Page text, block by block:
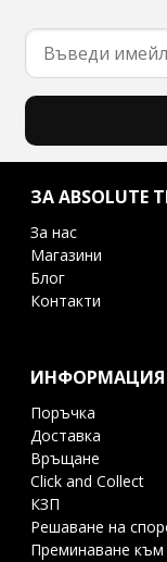
ЗА ABSOLUTE
За нас
Магазини
Блог
Контакти
Поръчка
Доставка
Връщане
Click and Collect
КЗП
Решаване на
Преминаване към